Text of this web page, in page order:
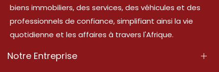
biens immobiliers, des services, des véhicules et des
professionnels de confiance, simplifiant ainsi la vie
quotidienne et les affaires à travers l'Afrique.
Notre Entreprise